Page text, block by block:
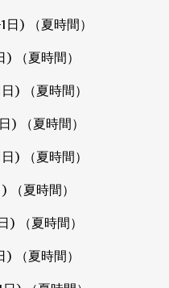
日)
（夏時間）
)
（夏時間）
日)
（夏時間）
)
（夏時間）
日)
（夏時間）
（夏時間）
)
（夏時間）
)
（夏時間）